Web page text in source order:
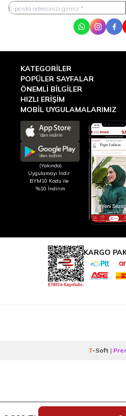
WhatsApp
KATEGORILER
POPÜLER SAYFALAR
ÖNEMLI BILGILER
HIZLI ERIŞIM
MOBİL UYGULAMALARIMIZ
(Yakında)
Uygulamayı İndir
BYM10 Kodu ile
%10 İndirim
KARGO
T-Soft |